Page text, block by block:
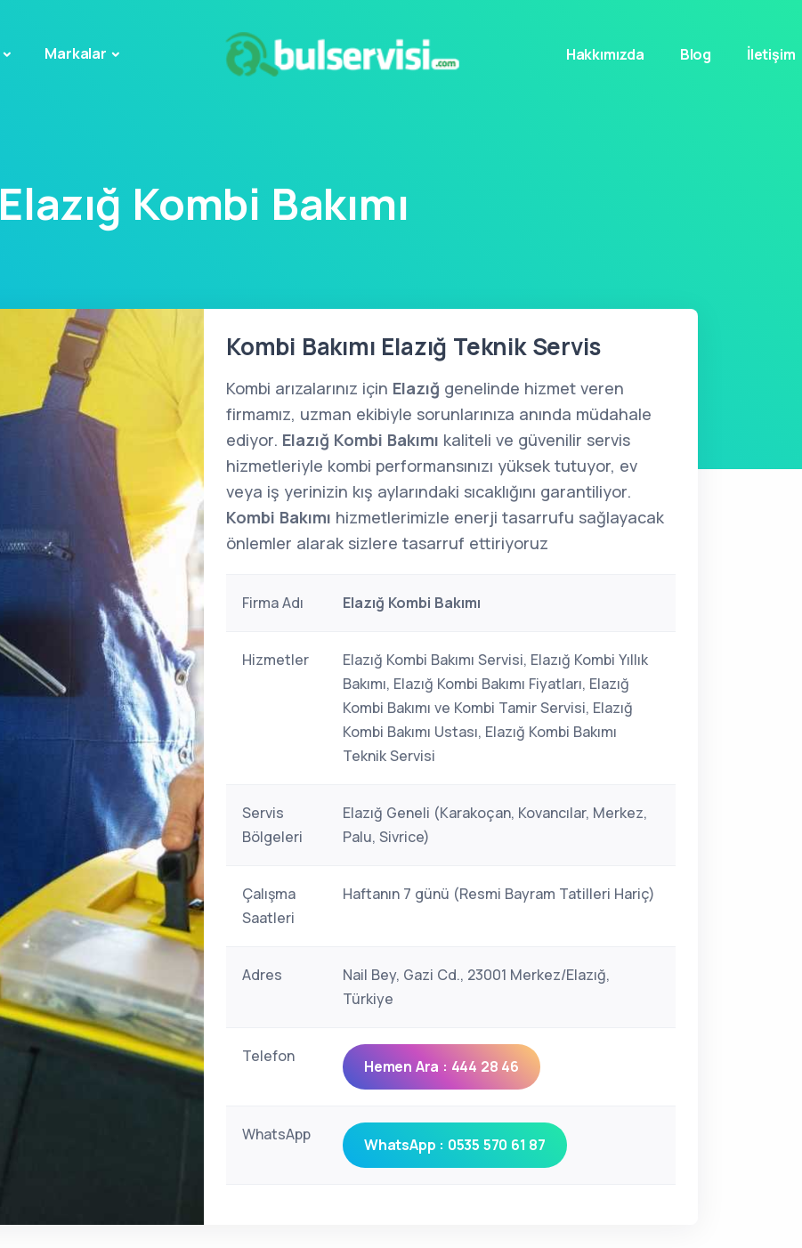
Markalar Hakkımızda Blog İletişim
Elazığ Kombi Bakımı
Kombi Bakımı Elazığ Teknik Servis
Kombi arızalarınız için Elazığ genelinde hizmet veren
firmamız, uzman ekibiyle sorunlarınıza anında müdahale
ediyor. Elazığ Kombi Bakımı kaliteli ve güvenilir servis
hizmetleriyle kombi performansınızı yüksek tutuyor, ev
veya iş yerinizin kış aylarındaki sıcaklığını garantiliyor.
Kombi Bakımı hizmetlerimizle enerji tasarrufu sağlayacak
önlemler alarak sizlere tasarruf ettiriyoruz
Firma Adı Elazığ Kombi Bakımı
Hizmetler
Elazığ Kombi Bakımı Servisi, Elazığ Kombi Yıllık
Bakımı, Elazığ Kombi Bakımı Fiyatları, Elazığ
Kombi Bakımı ve Kombi Tamir Servisi, Elazığ
Kombi Bakımı Ustası, Elazığ Kombi Bakımı
Teknik Servisi
Servis
Bölgeleri
Elazığ Geneli (Karakoçan, Kovancılar, Merkez,
Palu, Sivrice)
Çalışma
Saatleri
Haftanın 7 günü (Resmi Bayram Tatilleri Hariç)
Adres
Nail Bey, Gazi Cd., 23001 Merkez/Elazığ,
Türkiye
Telefon
Hemen Ara : 444 28 46
WhatsApp
WhatsApp : 0535 570 61 87